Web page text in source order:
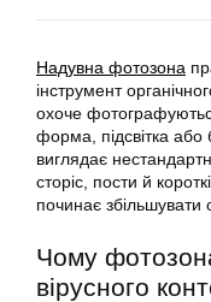
Надувна фотозона
інструмент
охоче
форма, підсвітка
виглядає
сторіс, пости й
починає
Чому
вірусного